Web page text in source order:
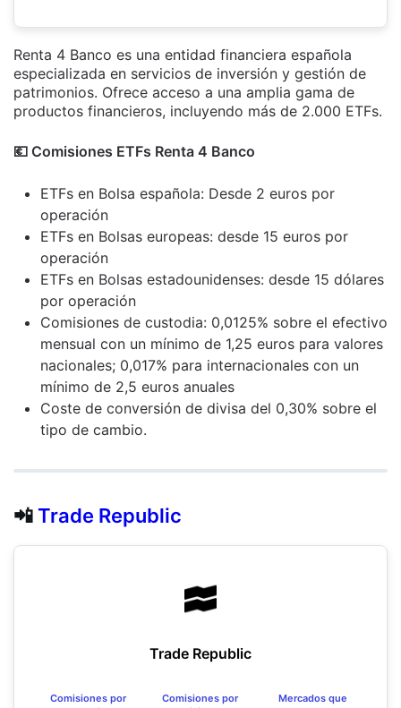
Renta 4 Banco es una entidad financiera española
especializada en servicios de inversión y gestión de
patrimonios. Ofrece acceso a una amplia gama de
productos financieros, incluyendo más de 2.000 ETFs.
💶​ Comisiones ETFs Renta 4 Banco
ETFs en Bolsa española: Desde 2 euros por
operación
ETFs en Bolsas europeas: desde 15 euros por
operación
ETFs en Bolsas estadounidenses: desde 15 dólares
por operación
Comisiones de custodia: 0,0125% sobre el efectivo
mensual con un mínimo de 1,25 euros para valores
nacionales; 0,017% para internacionales con un
mínimo de 2,5 euros anuales
Coste de conversión de divisa del 0,30% sobre el
tipo de cambio.
📲Trade Republic
Trade Republic
Comisiones por
Comisiones por
Mercados que